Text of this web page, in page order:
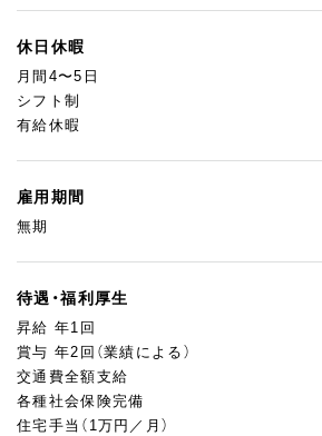
休日休暇
月間4〜5日
シフト制
有給休暇
雇用期間
無期
待遇・福利厚生
昇給 年1回
賞与 年2回（業績による）
交通費全額支給
各種社会保険完備
住宅手当（1万円／月）